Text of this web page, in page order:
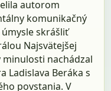
autorom
komunikačný
úmysle skrášliť
Najsvätejšej
minulosti nachádzal
Ladislava Beráka s
povstania. V